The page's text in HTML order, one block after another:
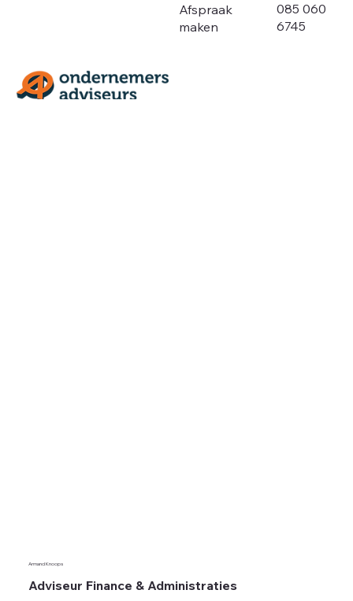
Afspraak
maken
085 060
6745
Armand Knoops
Adviseur Finance & Administraties